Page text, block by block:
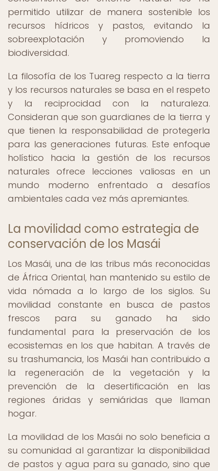
permitido utilizar de manera sostenible los
recursos hídricos y pastos, evitando la
sobreexplotación y promoviendo la
biodiversidad.
La filosofía de los Tuareg respecto a la tierra
y los recursos naturales se basa en el respeto
y la reciprocidad con la naturaleza.
Consideran que son guardianes de la tierra y
que tienen la responsabilidad de protegerla
para las generaciones futuras. Este enfoque
holístico hacia la gestión de los recursos
naturales ofrece lecciones valiosas en un
mundo moderno enfrentado a desafíos
ambientales cada vez más apremiantes.
La movilidad como estrategia de
conservación de los Masái
Los Masái, una de las tribus más reconocidas
de África Oriental, han mantenido su estilo de
vida nómada a lo largo de los siglos. Su
movilidad constante en busca de pastos
frescos para su ganado ha sido
fundamental para la preservación de los
ecosistemas en los que habitan. A través de
su trashumancia, los Masái han contribuido a
la regeneración de la vegetación y la
prevención de la desertificación en las
regiones áridas y semiáridas que llaman
hogar.
La movilidad de los Masái no solo beneficia a
su comunidad al garantizar la disponibilidad
de pastos y agua para su ganado, sino que